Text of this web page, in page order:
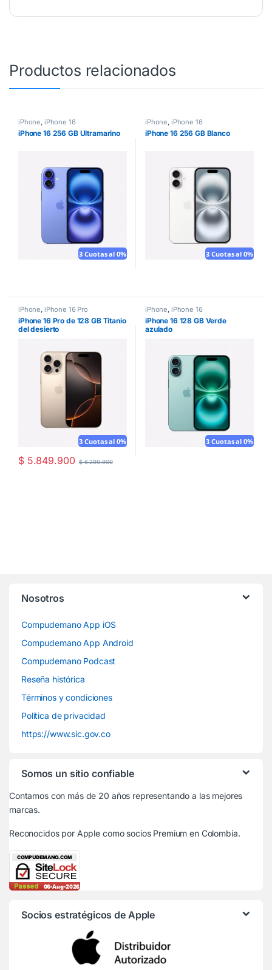
Productos relacionados
iPhone, iPhone 16
iPhone 16 256 GB Ultramarino
3 Cuotas al 0%
iPhone, iPhone 16
iPhone 16 256 GB Blanco
3 Cuotas al 0%
iPhone, iPhone 16 Pro
iPhone 16 Pro de 128 GB Titanio
del desierto
3 Cuotas al 0%
$5.849.900 $6.299.900
iPhone, iPhone 16
iPhone 16 128 GB Verde
azulado
3 Cuotas al 0%
Nosotros
Compudemano App iOS
Compudemano App Android
Compudemano Podcast
Reseña histórica
Términos y condiciones
Política de privacidad
https://www.sic.gov.co
Somos un sitio confiable
Contamos con más de 20 años representando a las mejores
marcas.
Reconocidos por Apple como socios Premium en Colombia.
Socios estratégicos de Apple